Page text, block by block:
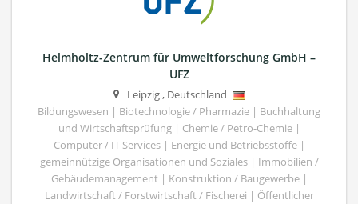
Helmholtz-Zentrum für Umweltforschung GmbH –
UFZ
Leipzig, Deutschland
Bildungswesen | Biotechnologie / Pharmazie | Buchhaltung
und Wirtschaftsprüfung | Chemie / Petro-Chemie |
Computer / IT Services | Energie und Betriebsstoffe |
gemeinnützige Organisationen und Soziales | Immobilien /
Gebäudemanagement | Konstruktion / Baugewerbe |
Landwirtschaft / Forstwirtschaft / Fischerei | Öffentlicher